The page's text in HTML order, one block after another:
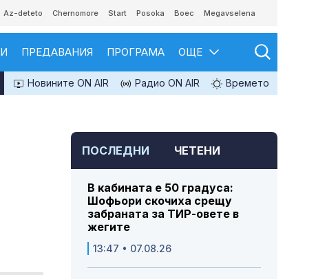
Az-deteto Chernomore Start Posoka Boec Megavselena
ПРЕДАВАНИЯ ПРОГРАМА ОЩЕ
Новините ON AIR Радио ON AIR Времето
ПОСЛЕДНИ ЧЕТЕНИ
В кабината е 50 градуса:
Шофьори скочиха срещу
забраната за ТИР-овете в
жегите
13:47 • 07.08.26